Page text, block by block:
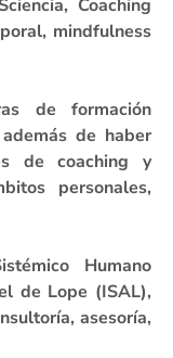
Coaching
mindfulness
de formación
de haber
de coaching y
personales,
Humano
de Lope (ISAL),
asesoría,